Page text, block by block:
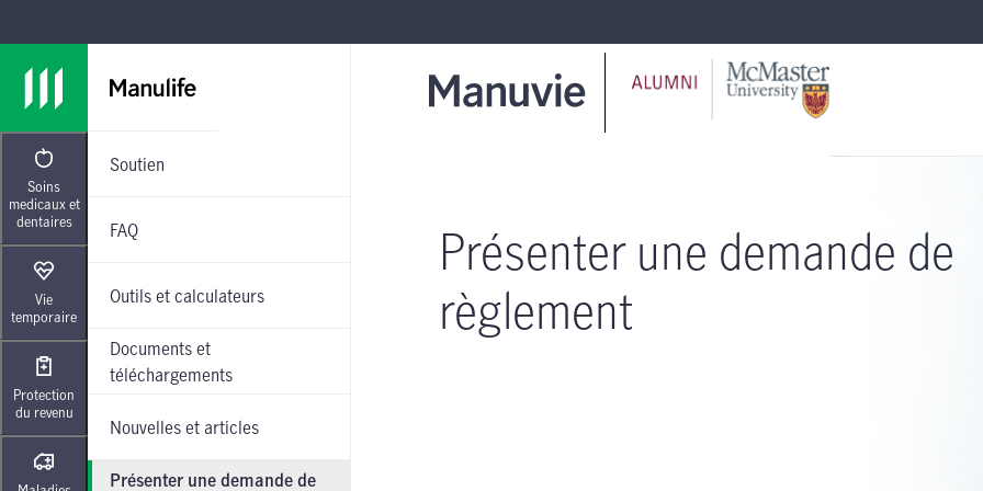
Soins
medicaux et
dentaires
Vie
temporaire
Protection
du revenu
Soutien
FAQ
Outils et calculateurs
Documents et
téléchargements
Nouvelles et articles
Présenter une demande de
Présenter une demande de
règlement